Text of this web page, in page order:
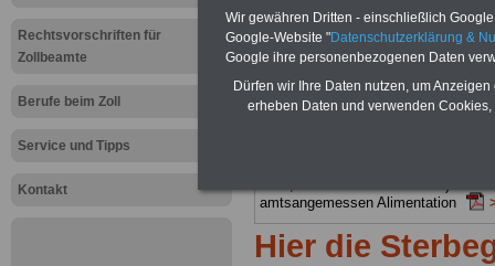
Rechtsvorschriften für
Zollbeamte
Berufe beim Zoll
Service und Tipps
Kontakt
PDF-SERVICE:Zehn
Beamte zum Komplettpreis von 15
geeignet.
Sie können Sie zehn
und ausdrucken:Wissenswertes
Beihilfe sowieNebentätigkeitsrecht
öffentlichen Dienst>>>mehr
amtsangemessen Alimentation
Hier die
Wir gewähren Dritten - einschließlich
Google-Website "Datenschutzerklärung &
Google ihre personenbezogenen Daten
Dürfen wir Ihre Daten nutzen, um
erheben Daten und verwenden